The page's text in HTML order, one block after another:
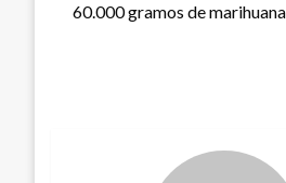
60.000 gramos de